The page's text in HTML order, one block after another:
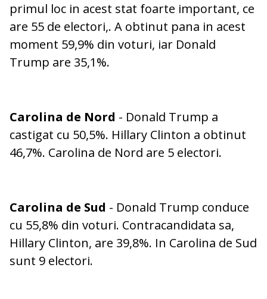
primul loc in acest stat foarte important, ce
are 55 de electori,. A obtinut pana in acest
moment 59,9% din voturi, iar Donald
Trump are 35,1%.
Carolina de Nord - Donald Trump a
castigat cu 50,5%. Hillary Clinton a obtinut
46,7%. Carolina de Nord are 5 electori.
Carolina de Sud - Donald Trump conduce
cu 55,8% din voturi. Contracandidata sa,
Hillary Clinton, are 39,8%. In Carolina de Sud
sunt 9 electori.